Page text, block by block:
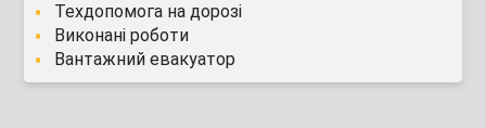
Техдопомога на дорозі
Виконані роботи
Вантажний евакуатор